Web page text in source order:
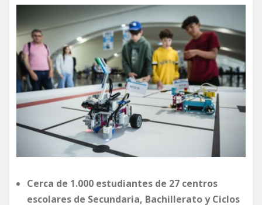
Cerca de 1.000 estudiantes de 27 centros
escolares de Secundaria, Bachillerato y Ciclos